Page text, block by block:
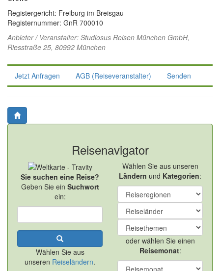
Registergericht: Freiburg im Breisgau
Registernummer: GnR 700010
Anbieter / Veranstalter: Studiosus Reisen München GmbH,
Riesstraße 25, 80992 München
Jetzt Anfragen AGB (Reiseveranstalter) Senden
Reisenavigator
Sie suchen eine Reise?
Geben Sie ein Suchwort
ein:
Wählen Sie aus
unseren Reiseländern.
Wählen Sie aus unseren
Ländern und Kategorien:
oder wählen Sie einen
Reisemonat: